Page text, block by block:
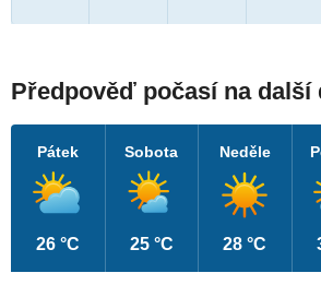
Předpověď počasí na další
Pátek
26 °C
Sobota
25 °C
Neděle
28 °C